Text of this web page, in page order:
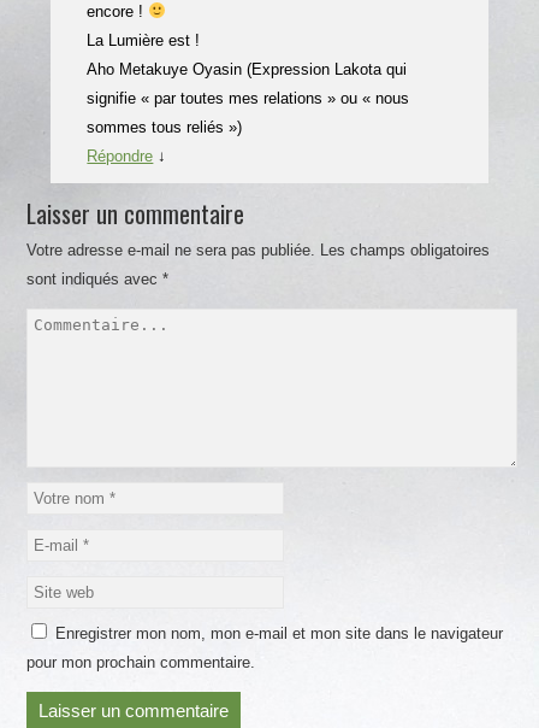
encore !
La Lumière est !
Aho Metakuye Oyasin (Expression Lakota qui
signifie « par toutes mes relations » ou « nous
sommes tous reliés »)
Répondre ↓
Laisser un commentaire
Votre adresse e-mail ne sera pas publiée. Les champs obligatoires
sont indiqués avec*
Enregistrer mon nom, mon e-mail et mon site dans le navigateur
pour mon prochain commentaire.